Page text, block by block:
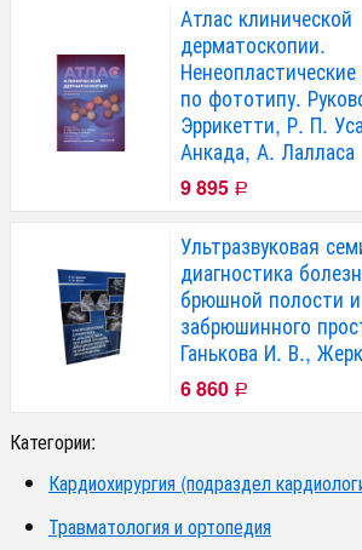
Атлас клинической
дерматоскопии.
по фототипу.
Эррикетти, Р. П.
Анкада, А. Лалласа
9 895 Р
Ультразвуковая
диагностика
брюшной полости и
забрюшинного
Ганькова И. В.,
6 860 Р
Категории:
Кардиохирургия (подраздел
Травматология и ортопедия